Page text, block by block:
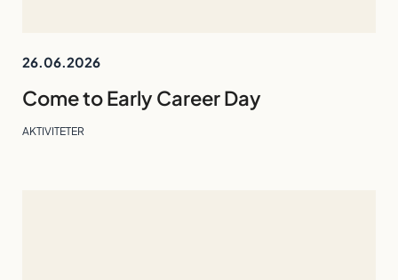
26.06.2026
Come to Early Career Day
AKTIVITETER